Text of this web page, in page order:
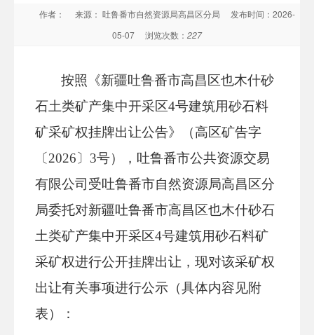
作者： 来源： 吐鲁番市自然资源局高昌区分局
发布时间：2026-
05-07
浏览次数： 227
按照《新疆吐鲁番市高昌区也木什砂
石土类矿产集中开采区4号建筑用砂石料
矿采矿权挂牌出让公告》
（高区矿告字
〔 2026〕3号） ， 吐鲁番市公共资源交易
有限公司 受吐鲁番市自然资源局高昌区分
局委托对新疆吐鲁番市高昌区也木什砂石
土类矿产集中开采区4号建筑用砂石料矿
采矿权进行公开挂牌出让， 现对该采矿权
出让有关事项进行公示（具体内容 见附
表）
：